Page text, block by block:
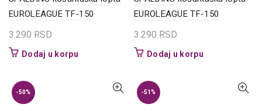
EUROLEAGUE TF-150
3.290 RSD
Dodaj u korpu
EUROLEAGUE TF-150
3.290 RSD
Dodaj u korpu
-50% -51%